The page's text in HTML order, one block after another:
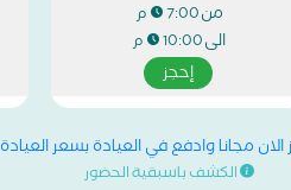
من7:00 م
الى10:00 م
إحجز
الان مجانا وادفع في العيادة بسعر العيادة
الكشف باسبقية الحضور